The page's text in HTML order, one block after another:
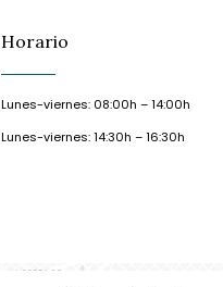
Horario
Lunes-viernes: 08:00h – 14:00h
Lunes-viernes: 14:30h – 16:30h